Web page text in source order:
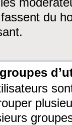
du